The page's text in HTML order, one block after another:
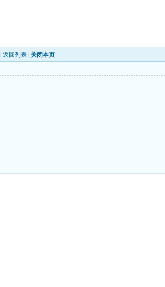
返回列表 关闭本页